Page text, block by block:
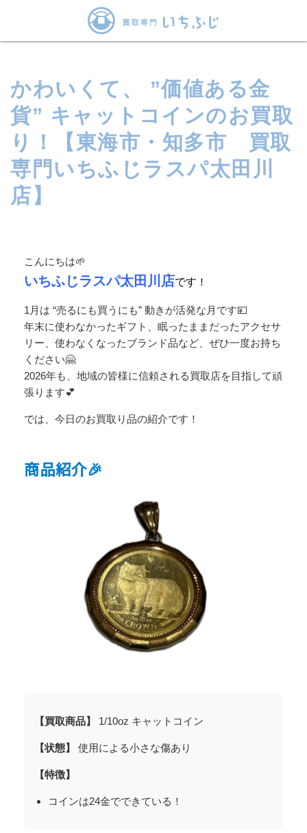
かわいくて、 ”価値ある金
貨” キャットコインのお買取
り！【東海市・知多市 買取
専門いちふじラスパ太田川
店】
こんにちは🌱
いちふじラスパ太田川店です ！
1月は “売るにも買うにも” 動きが活発な月です💴
年末に使わなかったギフト、眠ったままだったアクセサ
リー、使わなくなったブランド品など、ぜひ一度お持ち
ください🤗
2026年も、地域の皆様に信頼される買取店を目指して頑
張ります💕
では、今日のお買取り品の紹介です！
商品紹介🎉
【買取商品】 1/10oz キャットコイン
【状態】 使用による小さな傷あり
【特徴】
コインは24金でできている！